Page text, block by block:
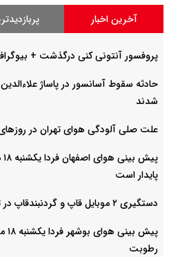
آخرین اخبار
پروفسور آنتونی کنی درگذشت +
شدند
علت صلی آلودگی هوای تهران در
پایدار است
دستگیری ۲ موبایل قاپ و گردنبندقاپ در تهران
رطوبت